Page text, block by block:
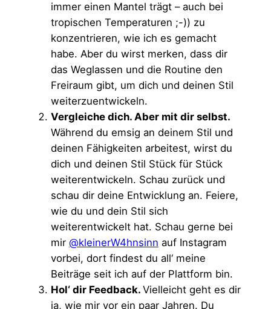
immer einen Mantel trägt – auch bei
tropischen Temperaturen ;-)) zu
konzentrieren, wie ich es gemacht
habe. Aber du wirst merken, dass dir
das Weglassen und die Routine den
Freiraum gibt, um dich und deinen Stil
weiterzuentwickeln.
Vergleiche dich. Aber mit dir selbst.
Während du emsig an deinem Stil und
deinen Fähigkeiten arbeitest, wirst du
dich und deinen Stil Stück für Stück
weiterentwickeln. Schau zurück und
schau dir deine Entwicklung an. Feiere,
wie du und dein Stil sich
weiterentwickelt hat. Schau gerne bei
mir @kleinerW4hnsinn auf Instagram
vorbei, dort findest du all‘ meine
Beiträge seit ich auf der Plattform bin.
Hol‘ dir Feedback. Vielleicht geht es dir
ja, wie mir vor ein paar Jahren. Du